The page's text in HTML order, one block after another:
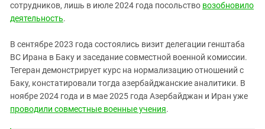
сотрудников, лишь в июле 2024 года посольство возобновило
деятельность.
В сентябре 2023 года состоялись визит делегации генштаба
ВС Ирана в Баку и заседание совместной военной комиссии.
Тегеран демонстрирует курс на нормализацию отношений с
Баку, констатировали тогда азербайджанские аналитики. В
ноябре 2024 года и в мае 2025 года Азербайджан и Иран уже
проводили совместные военные учения.